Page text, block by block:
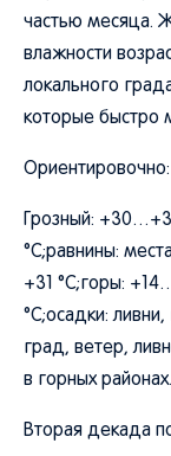
частью месяца.
влажности
локального
которые быстро
Ориентировочно:
Грозный:
°C;равнины:
+31 °C;горы:
°C;осадки:
град, ветер,
в горных районах.
Вторая декада